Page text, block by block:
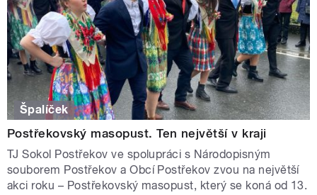
Špalíček
Postřekovský masopust. Ten největší v kraji
TJ Sokol Postřekov ve spolupráci s Národopisným
souborem Postřekov a Obcí Postřekov zvou na největší
akci roku – Postřekovský masopust, který se koná od 13.